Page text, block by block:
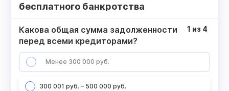
бесплатного банкротства
Какова общая сумма задолженности
перед всеми кредиторами?
Менее 300 000 руб.
300 001 руб. – 500 000 руб.
1 из 4